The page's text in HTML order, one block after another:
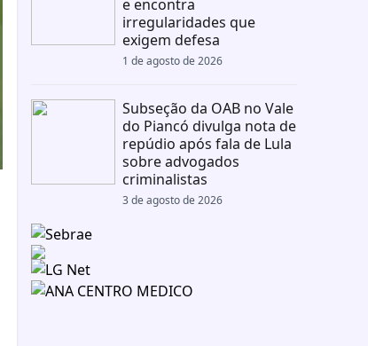
e encontra
irregularidades que
exigem defesa
1 de agosto de 2026
Subseção da OAB no Vale
do Piancó divulga nota de
repúdio após fala de Lula
sobre advogados
criminalistas
3 de agosto de 2026